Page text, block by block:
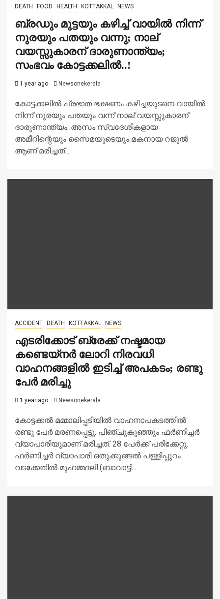
DEATH FOOD HEALTH KOTTAKKAL NEWS
ബ്രഡും മുട്ടയും കഴിച്ച്‌ വായില്‍ നിന്ന്
നുരയും പതയും വന്നു; നാല്
വയസ്സുകാരന് ദാരുണാന്ത്യം;
സംഭവം കോട്ടക്കലിൽ..!
1 year ago Newsonekerala
കോട്ടക്കലില്‍ പ്രഭാത ഭക്ഷണം കഴിച്ചയുടനെ വായില്‍
നിന്ന് നുരയും പതയും വന്ന് നാല് വയസ്സുകാരന്
ദാരുണാന്ത്യം. അസം സ്വദേശികളായ
അമീറിന്റെയും സൈമയുടെയും മകനായ റജുല്‍
ആണ് മരിച്ചത്....
ACCIDENT DEATH KOTTAKKAL NEWS
എടരിക്കോട് ബ്രേക്ക് നഷ്ടമായ
കണ്ടെയ്നർ ലോറി നിരവധി
വാഹനങ്ങളിൽ ഇടിച്ച് അപകടം; രണ്ടു
പേർ മരിച്ചു
1 year ago Newsonekerala
കോട്ടക്കൽ മമ്മാലിപ്പടിയിൽ വാഹനാപകടത്തിൽ
രണ്ടു പേർ മരണപ്പെട്ടു. പിഞ്ചുകുഞ്ഞും ഫർണിച്ചർ
വ്യാപാരിയുമാണ് മരിച്ചത്. 28 പേർക്ക് പരിക്കേറ്റു.
ഫർണിച്ചർ വ്യാപാരി ഒതുക്കുങ്ങൽ പള്ളിപ്പുറം
വടക്കേതിൽ മുഹമ്മദലി (ബാവാട്ടി...